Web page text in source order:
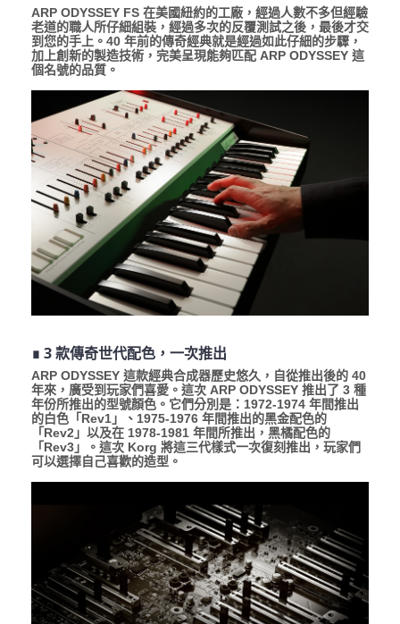
ARP ODYSSEY FS 在美國紐約的工廠，經過人數不多但經驗
老道的職人所仔細組裝，經過多次的反覆測試之後，最後才交
到您的手上。40 年前的傳奇經典就是經過如此仔細的步驟，
加上創新的製造技術，完美呈現能夠匹配 ARP ODYSSEY 這
個名號的品質。
∎ 3 款傳奇世代配色，一次推出
ARP ODYSSEY 這款經典合成器歷史悠久，自從推出後的 40
年來，廣受到玩家們喜愛。這次 ARP ODYSSEY 推出了 3 種
年份所推出的型號顏色。它們分別是：1972-1974 年間推出
的白色「Rev1」、1975-1976 年間推出的黑金配色的
「Rev2」以及在 1978-1981 年間所推出，黑橘配色的
「Rev3」。這次 Korg 將這三代樣式一次復刻推出，玩家們
可以選擇自己喜歡的造型。